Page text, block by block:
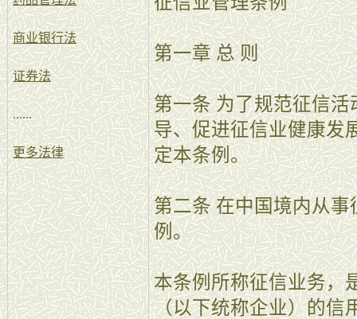
商业银行法
证券法
......
更多法律
第一章 总 则
第一条 为了规范征信
导、促进征信业健康发
定本条例。
第二条 在中国境内从
例。
本条例所称征信业务，
（以下统称企业）的信